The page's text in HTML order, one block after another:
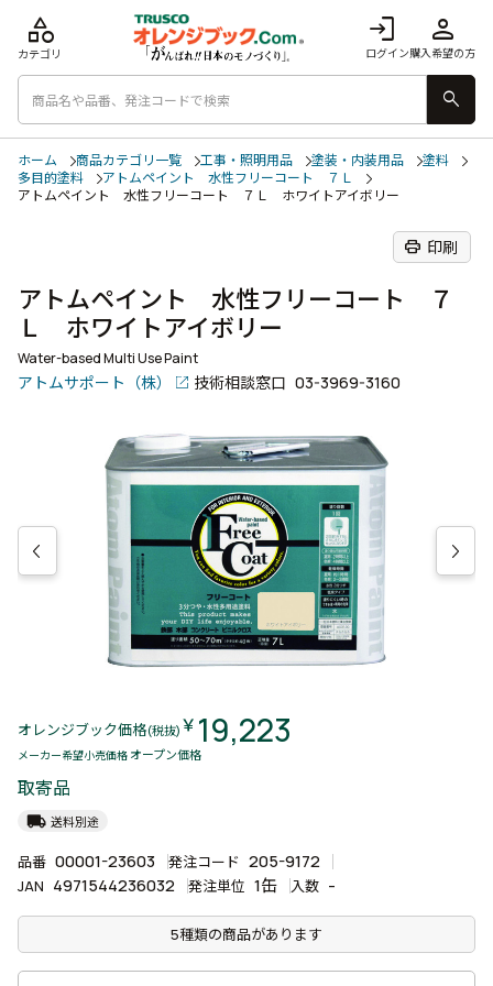
login
ログイン
person
購入希望の方
category
カテゴリ
search
ホーム 商品カテゴリ一覧 工事・照明用品 塗装・内装用品
塗料
多目的塗料
アトムペイント 水性フリーコート ７Ｌ
アトムペイント 水性フリーコート ７Ｌ ホワイトアイボリー
print 印刷
アトムペイント 水性フリーコート ７
Ｌ ホワイトアイボリー
Water-based Multi Use Paint
アトムサポート（株） 技術相談窓口 03-3969-3160
オレンジブック価格(税抜) ￥ 19,223
メーカー希望小売価格 オープン価格
取寄品
local_shipping 送料別途
品番 00001-23603 発注コード 205-9172
JAN 4971544236032 発注単位 1缶 入数 -
5種類の商品があります